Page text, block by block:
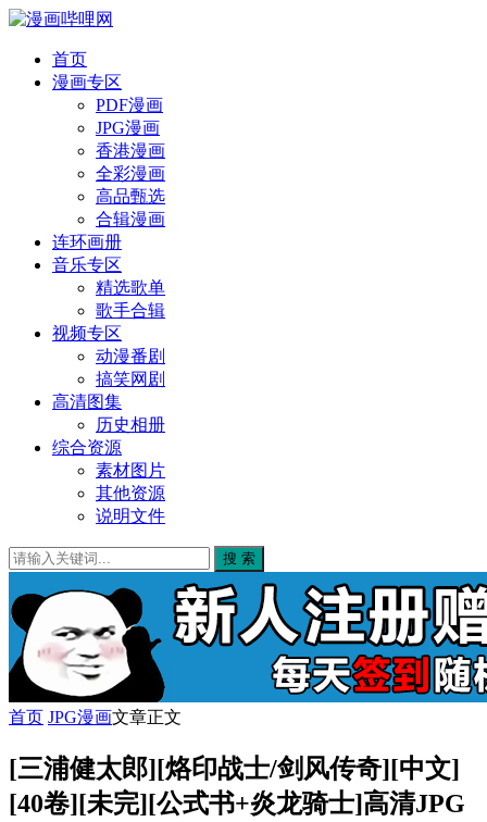
首页
漫画专区
PDF漫画
JPG漫画
香港漫画
全彩漫画
高品甄选
合辑漫画
连环画册
音乐专区
精选歌单
歌手合辑
视频专区
动漫番剧
搞笑网剧
高清图集
历史相册
综合资源
素材图片
其他资源
说明文件
搜 索
首页 JPG漫画文章正文
[三浦健太郎][烙印战士/剑风传奇][中文]
[40卷][未完][公式书+炎龙骑士]高清JPG